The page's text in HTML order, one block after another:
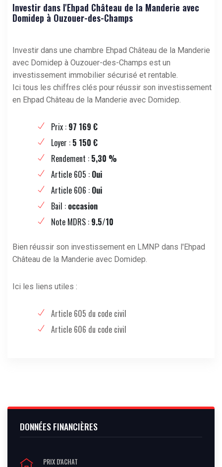
Investir dans l'Ehpad Château de la Manderie avec
Domidep à Ouzouer-des-Champs
Investir dans une chambre Ehpad Château de la Manderie
avec Domidep à Ouzouer-des-Champs est un
investissement immobilier sécurisé et rentable.
Ici tous les chiffres clés pour réussir son investissement
en Ehpad Château de la Manderie avec Domidep.
Prix : 97 169 €
Loyer : 5 150 €
Rendement : 5,30 %
Article 605 : Oui
Article 606 : Oui
Bail : occasion
Note MDRS : 9.5/10
Bien réussir son investissement en LMNP dans l'Ehpad
Château de la Manderie avec Domidep.
Ici les liens utiles :
Article 605 du code civil
Article 606 du code civil
DONNÉES FINANCIÈRES
PRIX D'ACHAT